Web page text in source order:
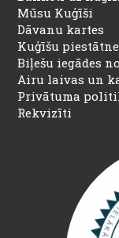
Mūsu Kuģīši
Dāvanu kartes
Kuģīšu
Biļešu iegādes
Airu laivas un
Privātuma
Rekvizīti